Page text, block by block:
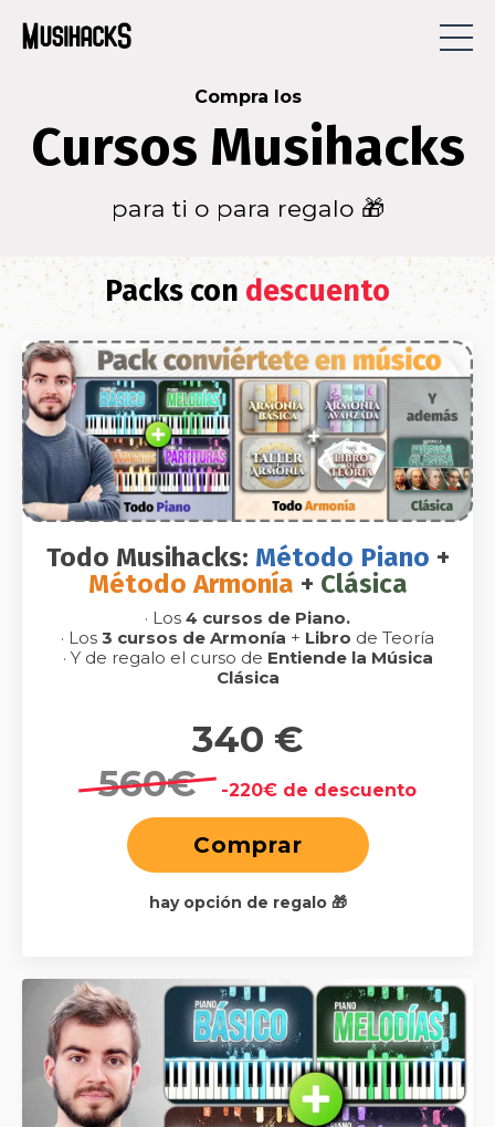
Compra los
Cursos Musihacks
para ti o para regalo 🎁
Packs con descuento
Todo Musihacks: Método Piano +
Método Armonía + Clásica
· Los 4 cursos de Piano.
· Los 3 cursos de Armonía + Libro de Teoría
· Y de regalo el curso de Entiende la Música
Clásica
340 €
560€
-220€ de descuento
Comprar
hay opción de regalo 🎁